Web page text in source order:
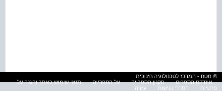
© מטח - המרכז לטכנולוגיה חינוכית
אינדקס הספרים
תקנון הספרייה על הספרייה
תנאי שימוש באתר והגנה על
פרטיות
הסדרי נגישות עזרה